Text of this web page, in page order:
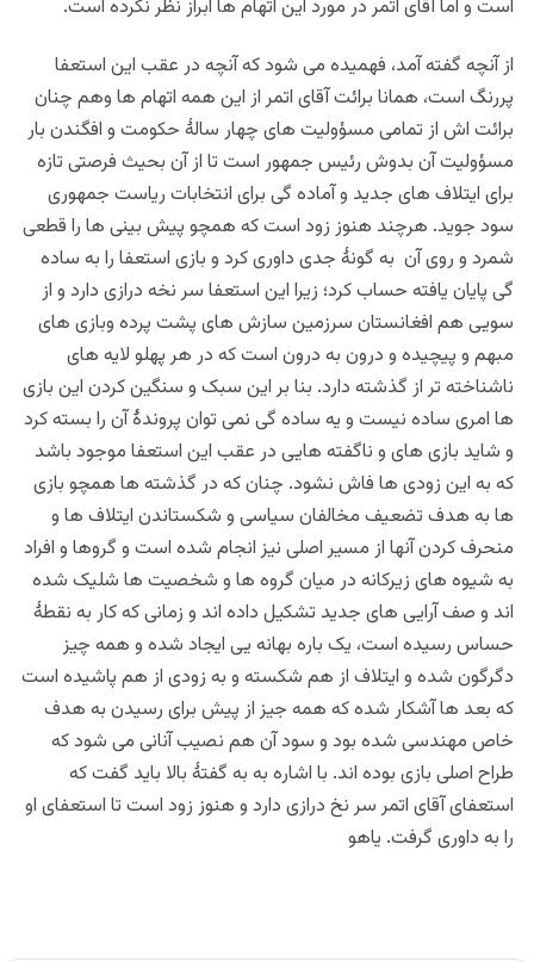
است و اما آقای اتمر در مورد این اتهام ها ابراز نظر نکرده است.
از آنچه گفته آمد، فهمیده می شود که آنچه در عقب این استعفا
پررنگ است، همانا برائت آقای اتمر از این همه اتهام ها وهم چنان
برائت اش از تمامی مسؤولیت های چهار سالۀ حکومت و افگندن بار
مسؤولیت آن بدوش رئیس جمهور است تا از آن بحیث فرصتی تازه
برای ایتلاف های جدید و آماده گی برای انتخابات ریاست جمهوری
سود جوید. هرچند هنوز زود است که همچو پیش بینی ها را قطعی
شمرد و روی آن به گونۀ جدی داوری کرد و بازی استعفا را به ساده
گی پایان یافته حساب کرد؛ زیرا این استعفا سر نخه درازی دارد و از
سویی هم افغانستان سرزمین سازش های پشت پرده وبازی های
مبهم و پیچیده و درون به درون است که در هر پهلو لایه های
ناشناخته تر از گذشته دارد. بنا بر این سبک و سنگین کردن این بازی
ها امری ساده نیست و یه ساده گی نمی توان پروندۀ آن را بسته کرد
و شاید بازی های و ناگفته هایی در عقب این استعفا موجود باشد
که به این زودی ها فاش نشود. چنان که در گذشته ها همچو بازی
ها به هدف تضعیف مخالفان سیاسی و شکستاندن ایتلاف ها و
منحرف کردن آنها از مسیر اصلی نیز انجام شده است و گروها و افراد
به شیوه های زیرکانه در میان گروه ها و شخصیت ها شلیک شده
اند و صف آرایی های جدید تشکیل داده اند و زمانی که کار به نقطۀ
حساس رسیده است، یک باره بهانه یی ایجاد شده و همه چیز
دگرگون شده و ایتلاف از هم شکسته و به زودی از هم پاشیده است
که بعد ها آشکار شده که همه جیز از پیش برای رسیدن به هدف
خاص مهندسی شده بود و سود آن هم نصیب آنانی می شود که
طراح اصلی بازی بوده اند. با اشاره به به گفتۀ بالا باید گفت که
استعفای آقای اتمر سر نخ درازی دارد و هنوز زود است تا استعفای او
را به داوری گرفت. یاهو